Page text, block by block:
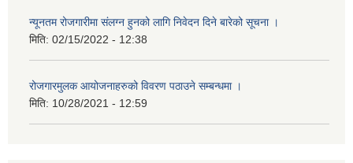
न्यूनतम रोजगारीमा संलग्न हुनको लागि निवेदन दिने बारेको सूचना ।
मिति: 02/15/2022 - 12:38
रोजगारमुलक आयोजनाहरुको विवरण पठाउने सम्बन्धमा ।
मिति: 10/28/2021 - 12:59